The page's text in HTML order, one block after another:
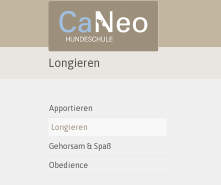
Longieren
Apportieren
Longieren
Gehorsam & Spaß
Obedience